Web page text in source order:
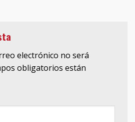
electrónico no será
obligatorios están